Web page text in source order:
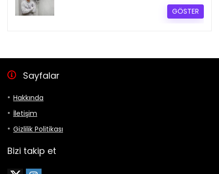
GÖSTER
Sayfalar
Hakkında
İletişim
Gizlilik Politikası
Bizi takip et